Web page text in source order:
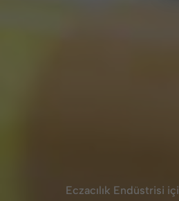
Eczacılık Endüstrisi